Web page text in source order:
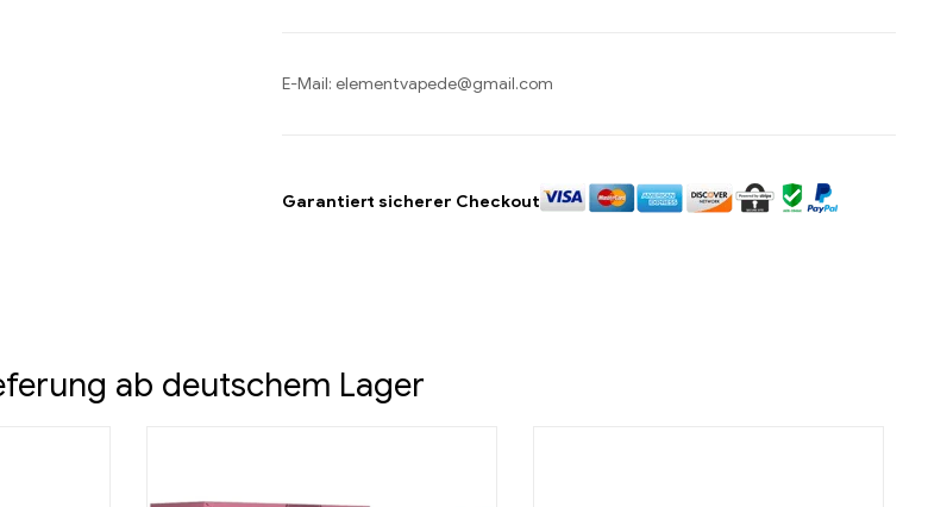
E-Mail: elementvapede@gmail.com
Garantiert sicherer Checkout
ab deutschem Lager